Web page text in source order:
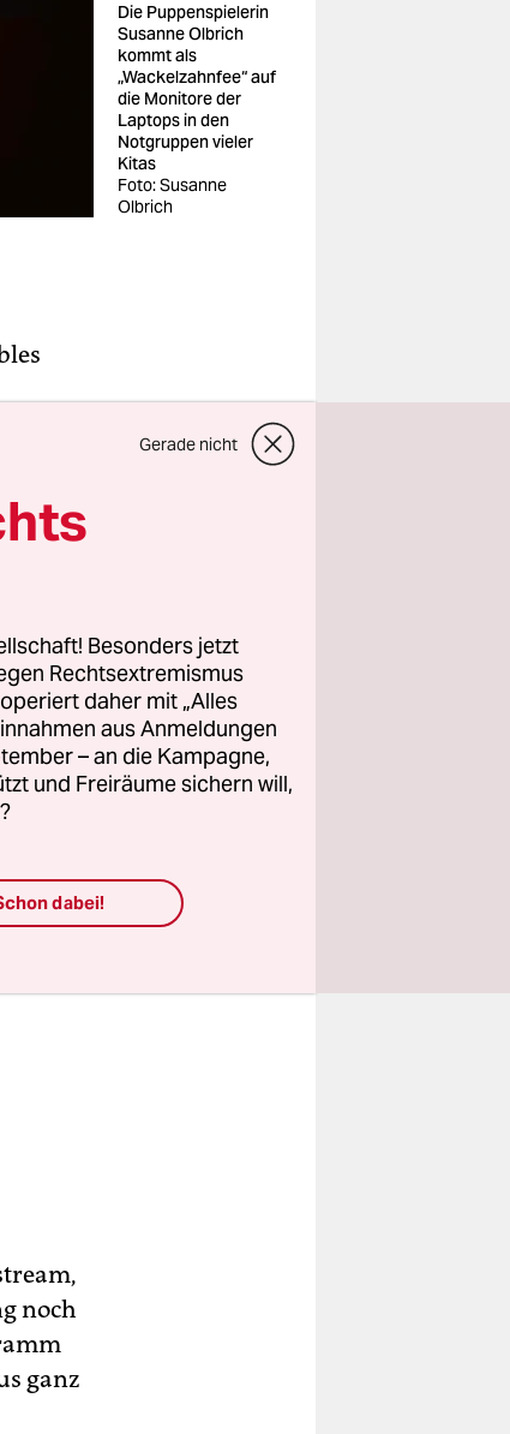
Die Puppenspielerin
Susanne Olbrich
kommt als
„Wackelzahnfee“ auf
die Monitore der
Laptops in den
Notgruppen vieler
Kitas
Foto: Susanne
Olbrich
die
noch
ganz
Gerade nicht
Besonders jetzt
Rechtsextremismus
daher mit „Alles
aus Anmeldungen
– an die Kampagne,
und Freiräume sichern will,
dabei!